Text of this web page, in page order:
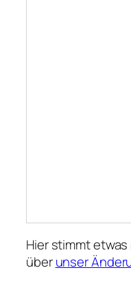
Hier stimmt
überunser